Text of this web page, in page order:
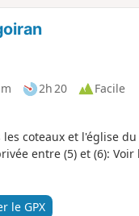
2h 20
Facile
coteaux et l'église
entre (5) et (6):
le GPX